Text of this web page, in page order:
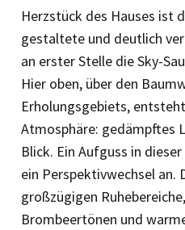
Herzstück des Hauses ist
gestaltete und deutlich
an erster Stelle die Sky-
Hier oben, über den
Erholungsgebiets,
Atmosphäre: gedämpftes
Blick. Ein Aufguss in
ein Per­spektivwechsel an.
großzügigen
Brombeertönen und